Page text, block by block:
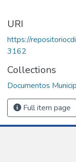
URI
https://
3162
Collections
Documentos
Full item page